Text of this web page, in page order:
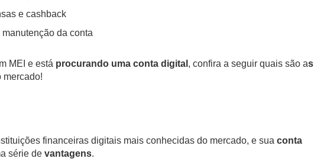
e cashback
da conta
MEI e está procurando uma conta digital , confira a seguir quais são as
mercado!
financeiras digitais mais conhecidas do mercado, e sua conta
série de vantagens.